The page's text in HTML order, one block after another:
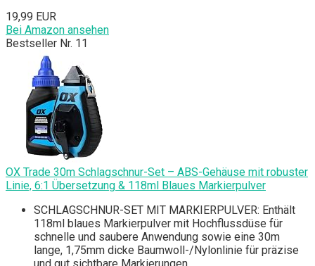
19,99 EUR
Bei Amazon ansehen
Bestseller Nr. 11
OX Trade 30m Schlagschnur-Set – ABS-Gehäuse mit robuster
Linie, 6:1 Übersetzung & 118ml Blaues Markierpulver
SCHLAGSCHNUR-SET MIT MARKIERPULVER: Enthält
118ml blaues Markierpulver mit Hochflussdüse für
schnelle und saubere Anwendung sowie eine 30m
lange, 1,75mm dicke Baumwoll-/Nylonlinie für präzise